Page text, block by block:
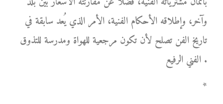
وآخر، وإطلاقه الأحكام الفنية، الأمر الذي يُعد سابقة في
تاريخ الفن تصلح لأن تكون مرجعية للهواة ومدرسة للتذوق
الفني الرفيع .
*